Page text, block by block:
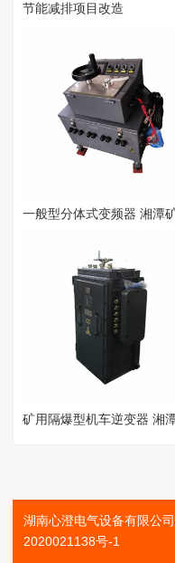
节能减排项目改造
湖南心澄电气设备有限公司
2020021138号-1